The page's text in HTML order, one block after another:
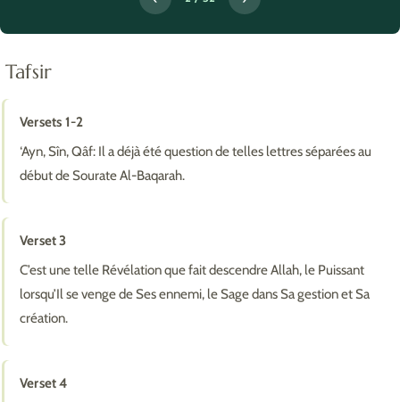
Tafsir
Versets 1-2
‘Ayn, Sîn, Qâf: Il a déjà été question de telles lettres séparées au
début de Sourate Al-Baqarah.
Verset 3
C’est une telle Révélation que fait descendre Allah, le Puissant
lorsqu’Il se venge de Ses ennemi, le Sage dans Sa gestion et Sa
création.
Verset 4